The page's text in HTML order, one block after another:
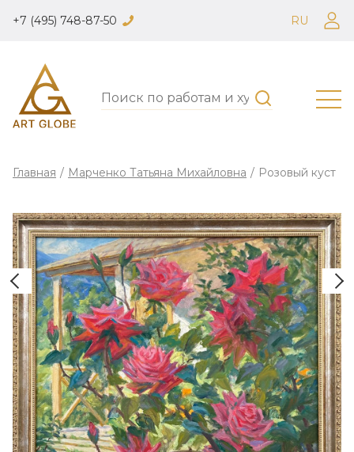
+7 (495) 748-87-50 RU
Главная / Марченко Татьяна Михайловна / Розовый куст